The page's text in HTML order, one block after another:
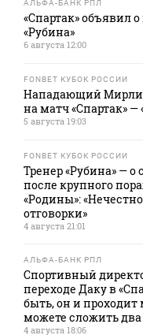
АЛЬФА-БАНК РПЛ
«Спартак» объявил
«Рубина»
6 августа 12:00
FONBET КУБОК РОССИИ
Нападающий
на матч «Спартак» —
5 августа 19:03
FONBET КУБОК РОССИИ
Тренер «Рубина» — о
после крупного
«Родины»:
отговорки»
4 августа 21:01
АЛЬФА-БАНК РПЛ
Спортивный
переходе Даку в
быть, он и
можете сложить
4 августа 18:06